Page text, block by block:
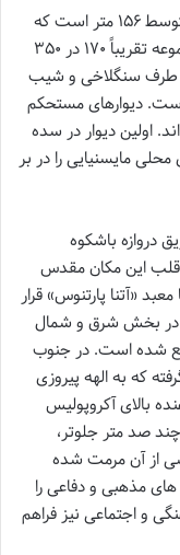
سایت پلان آکروپولیس آتن، تپه ای با ارتفاع متوسط ۱۵۶ متر است که
در حوضه شهر آتن قرار دارد. ابعاد کلی این مجموعه تقریباً ۱۷۰ در ۳۵۰
طرف سنگلاخی و شیب
دیوارهای مستحکم
احاطه کرده اند. اولین دیوار در سده
محلی مایسنیایی را در بر
دروازه باشکوه
قلب این مکان مقدس
«آتنا پارتنوس» قرار
در بخش شرق و شمال
شده است. در جنوب
که به الهه پیروزی
بالای آکروپولیس
صد متر جلوتر،
از آن مرمت شده
مذهبی و دفاعی را
و اجتماعی نیز فراهم